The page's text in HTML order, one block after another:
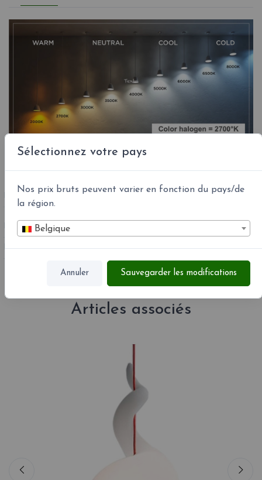
Sélectionnez votre pays
Nos prix bruts peuvent varier en fonction du pays/de
la région.
Belgique
Annuler Sauvegarder les modifications
RÉFÉRENCE ALIEN-PL-XL-PTR - 1038-10-3001
EAN13 : 4251908501137
MPN : AL-PL-XL-PTR
Articles associés